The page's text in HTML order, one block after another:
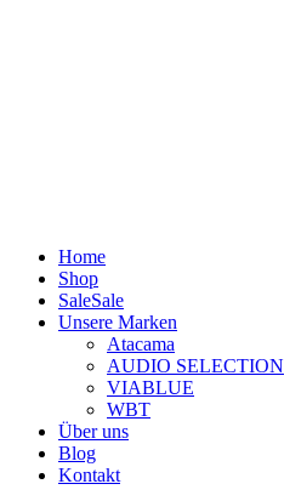
Home
Shop
SaleSale
Unsere Marken
Atacama
AUDIO SELECTION
VIABLUE
WBT
Über uns
Blog
Kontakt